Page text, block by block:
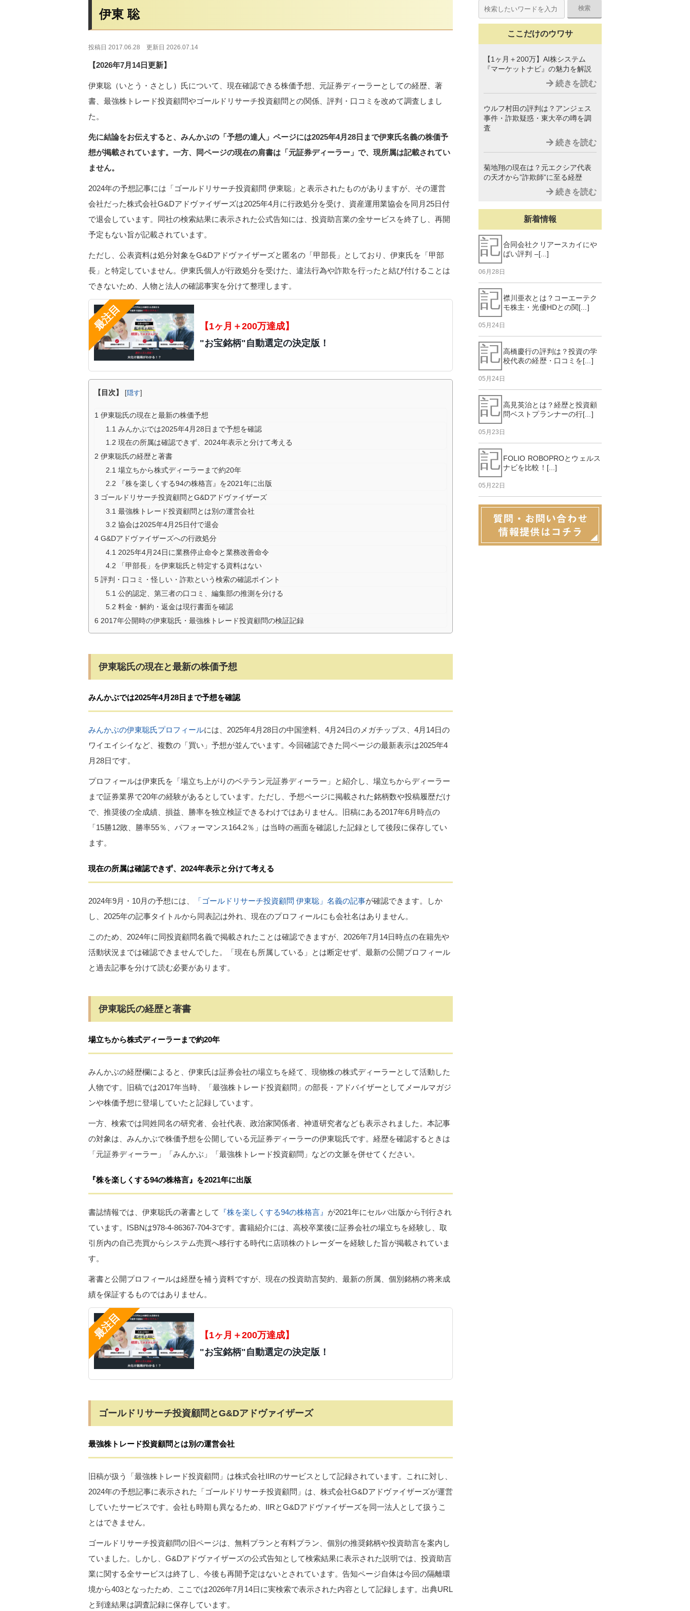
伊東 聡
投稿日 2017.06.28 更新日 2026.07.14
【2026年7月14日更新】
伊東聡（いとう・さとし）氏について、現在確認できる株価予想、元証券ディーラーとしての経歴、著
書、最強株トレード投資顧問やゴールドリサーチ投資顧問との関係、評判・口コミを改めて調査しまし
た。
先に結論をお伝えすると、みんかぶの「予想の達人」ページには2025年4月28日まで伊東氏名義の株価予
想が掲載されています。一方、同ページの現在の肩書は「元証券ディーラー」で、現所属は記載されてい
ません。
2024年の予想記事には「ゴールドリサーチ投資顧問 伊東聡」と表示されたものがありますが、その運営
会社だった株式会社G&Dアドヴァイザーズは2025年4月に行政処分を受け、資産運用業協会を同月25日付
で退会しています。同社の検索結果に表示された公式告知には、投資助言業の全サービスを終了し、再開
予定もない旨が記載されています。
ただし、公表資料は処分対象をG&Dアドヴァイザーズと匿名の「甲部長」としており、伊東氏を「甲部
長」と特定していません。伊東氏個人が行政処分を受けた、違法行為や詐欺を行ったと結び付けることは
できないため、人物と法人の確認事実を分けて整理します。
【1ヶ月＋200万達成】
"お宝銘柄"自動選定の決定版！
【目次】 [隠す]
1 伊東聡氏の現在と最新の株価予想
1.1 みんかぶでは2025年4月28日まで予想を確認
1.2 現在の所属は確認できず、2024年表示と分けて考える
2 伊東聡氏の経歴と著書
2.1 場立ちから株式ディーラーまで約20年
2.2 『株を楽しくする94の株格言』を2021年に出版
3 ゴールドリサーチ投資顧問とG&Dアドヴァイザーズ
3.1 最強株トレード投資顧問とは別の運営会社
3.2 協会は2025年4月25日付で退会
4 G&Dアドヴァイザーズへの行政処分
4.1 2025年4月24日に業務停止命令と業務改善命令
4.2 「甲部長」を伊東聡氏と特定する資料はない
5 評判・口コミ・怪しい・詐欺という検索の確認ポイント
5.1 公的認定、第三者の口コミ、編集部の推測を分ける
5.2 料金・解約・返金は現行書面を確認
6 2017年公開時の伊東聡氏・最強株トレード投資顧問の検証記録
伊東聡氏の現在と最新の株価予想
みんかぶでは2025年4月28日まで予想を確認
みんかぶの伊東聡氏プロフィールには、2025年4月28日の中国塗料、4月24日のメガチップス、4月14日の
ワイエイシイなど、複数の「買い」予想が並んでいます。今回確認できた同ページの最新表示は2025年4
月28日です。
プロフィールは伊東氏を「場立ち上がりのベテラン元証券ディーラー」と紹介し、場立ちからディーラー
まで証券業界で20年の経験があるとしています。ただし、予想ページに掲載された銘柄数や投稿履歴だけ
で、推奨後の全成績、損益、勝率を独立検証できるわけではありません。旧稿にある2017年6月時点の
「15勝12敗、勝率55％、パフォーマンス164.2％」は当時の画面を確認した記録として後段に保存してい
ます。
現在の所属は確認できず、2024年表示と分けて考える
2024年9月・10月の予想には、 「ゴールドリサーチ投資顧問 伊東聡」名義の記事が確認できます。しか
し、2025年の記事タイトルから同表記は外れ、現在のプロフィールにも会社名はありません。
このため、2024年に同投資顧問名義で掲載されたことは確認できますが、2026年7月14日時点の在籍先や
活動状況までは確認できませんでした。「現在も所属している」とは断定せず、最新の公開プロフィール
と過去記事を分けて読む必要があります。
伊東聡氏の経歴と著書
場立ちから株式ディーラーまで約20年
みんかぶの経歴欄によると、伊東氏は証券会社の場立ちを経て、現物株の株式ディーラーとして活動した
人物です。旧稿では2017年当時、「最強株トレード投資顧問」の部長・アドバイザーとしてメールマガジ
ンや株価予想に登場していたと記録しています。
一方、検索では同姓同名の研究者、会社代表、政治家関係者、神道研究者なども表示されました。本記事
の対象は、みんかぶで株価予想を公開している元証券ディーラーの伊東聡氏です。経歴を確認するときは
「元証券ディーラー」「みんかぶ」「最強株トレード投資顧問」などの文脈を併せてください。
『株を楽しくする94の株格言』を2021年に出版
書誌情報では、伊東聡氏の著書として 『株を楽しくする94の株格言』 が2021年にセルバ出版から刊行され
ています。ISBNは978-4-86367-704-3です。書籍紹介には、高校卒業後に証券会社の場立ちを経験し、取
引所内の自己売買からシステム売買へ移行する時代に店頭株のトレーダーを経験した旨が掲載されていま
す。
著書と公開プロフィールは経歴を補う資料ですが、現在の投資助言契約、最新の所属、個別銘柄の将来成
績を保証するものではありません。
【1ヶ月＋200万達成】
"お宝銘柄"自動選定の決定版！
ゴールドリサーチ投資顧問とG&Dアドヴァイザーズ
最強株トレード投資顧問とは別の運営会社
旧稿が扱う「最強株トレード投資顧問」は株式会社IIRのサービスとして記録されています。これに対し、
2024年の予想記事に表示された「ゴールドリサーチ投資顧問」は、株式会社G&Dアドヴァイザーズが運営
していたサービスです。会社も時期も異なるため、IIRとG&Dアドヴァイザーズを同一法人として扱うこ
とはできません。
ゴールドリサーチ投資顧問の旧ページは、無料プランと有料プラン、個別の推奨銘柄や投資助言を案内し
ていました。しかし、G&Dアドヴァイザーズの公式告知として検索結果に表示された説明では、投資助言
業に関する全サービスは終了し、今後も再開予定はないとされています。告知ページ自体は今回の隔離環
境から403となったため、ここでは2026年7月14日に実検索で表示された内容として記録します。出典URL
と到達結果は調査記録に保存しています。
ここだけのウワサ
【1ヶ月＋200万】AI株システム
『マーケットナビ』の魅力を解説
続きを読む
ウルフ村田の評判は？アンジェス
事件・詐欺疑惑・東大卒の噂を調
査
続きを読む
菊地翔の現在は？元エクシア代表
の天才から”詐欺師”に至る経歴
続きを読む
新着情報
記 合同会社クリアースカイにや
ばい評判 –[...]
06月28日
記 襟川亜衣とは？コーエーテク
モ株主・光優HDとの関[...]
05月24日
記 高橋慶行の評判は？投資の学
校代表の経歴・口コミを[...]
05月24日
記 高見英治とは？経歴と投資顧
問ベストプランナーの行[...]
05月23日
記 FOLIO ROBOPROとウェルス
ナビを比較！[...]
05月22日